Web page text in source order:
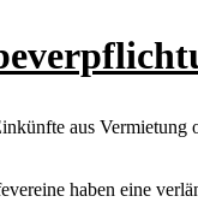
aus
haben eine